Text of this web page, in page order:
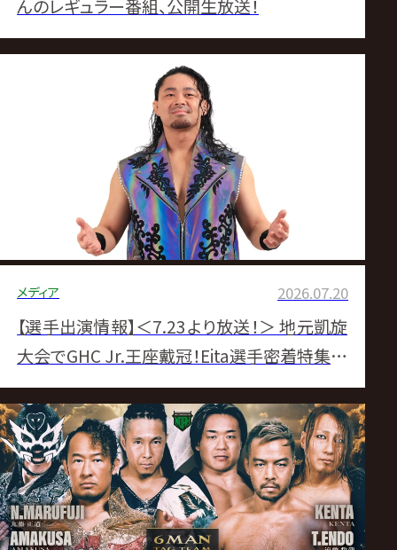
んのレギュラー番組、公開生放送！
メディア 2026.07.20
【選手出演情報】＜7.23より放送！＞ 地元凱旋
大会でGHC Jr.王座戴冠！Eita選手密着特集番
組の放送が決定！！